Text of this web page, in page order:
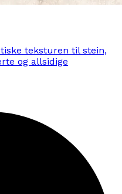
teksturen til stein,
og allsidige